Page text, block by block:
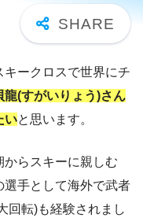
ークロスで世界にチ
龍(すがいりょう)さん
いと思います。
らスキーに親しむ
選手として海外で武者
回転)も経験されまし